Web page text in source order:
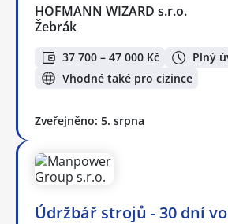
HOFMANN WIZARD s.r.o.
Žebrák
37 700 – 47 000 Kč
Plný
Vhodné také pro cizince
Zveřejněno: 5. srpna
Údržbář strojů - 30 dní